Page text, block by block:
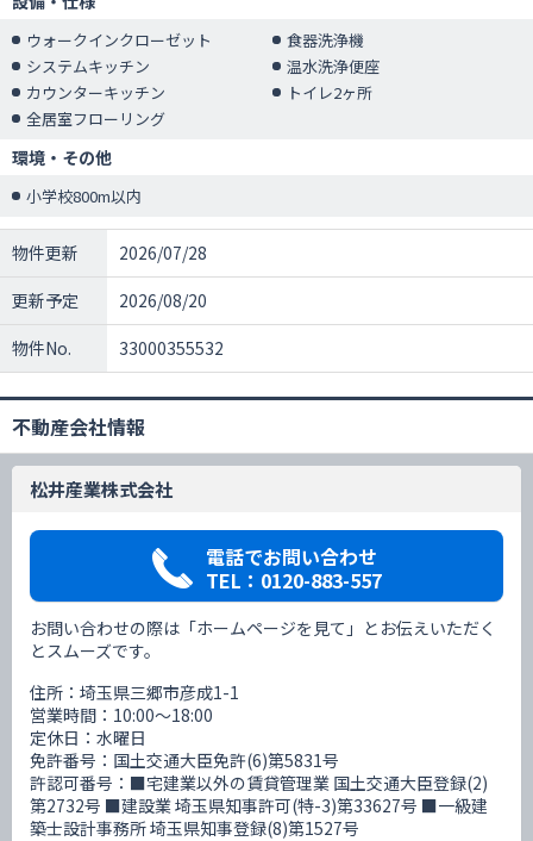
ウォークインクローゼット
食器洗浄機
システムキッチン
温水洗浄便座
カウンターキッチン
トイレ2ヶ所
全居室フローリング
環境・その他
小学校800m以内
物件更新
2026/07/28
更新予定
2026/08/20
物件No.
33000355532
不動産会社情報
松井産業株式会社
電話でお問い合わせ
TEL：0120-883-557
お問い合わせの際は「ホームページを見て」とお伝えいただく
とスムーズです。
住所：埼玉県三郷市彦成1-1
営業時間：10:00〜18:00
定休日：水曜日
免許番号：国土交通大臣免許(6)第5831号
許認可番号：■宅建業以外の賃貸管理業 国土交通大臣登録(2)
第2732号 ■建設業 埼玉県知事許可(特-3)第33627号 ■一級建
築士設計事務所 埼玉県知事登録(8)第1527号